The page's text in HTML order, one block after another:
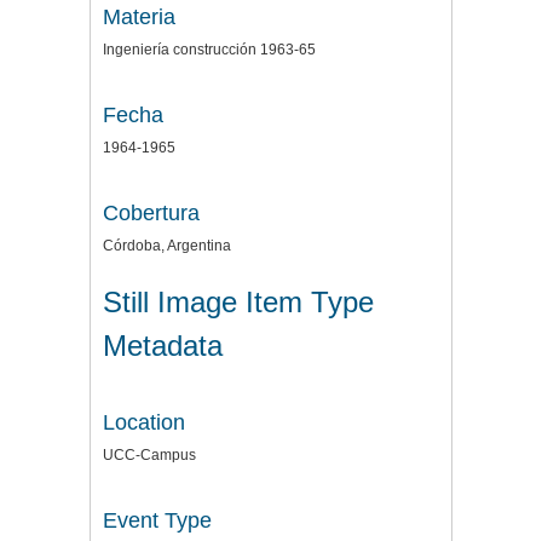
Materia
Ingeniería construcción 1963-65
Fecha
1964-1965
Cobertura
Córdoba, Argentina
Still Image Item Type
Metadata
Location
UCC-Campus
Event Type